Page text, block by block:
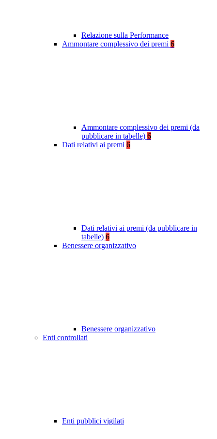
Relazione sulla Performance
Ammontare complessivo dei premi 6
Ammontare complessivo dei premi (da
pubblicare in tabelle) 6
Dati relativi ai premi 6
Dati relativi ai premi (da pubblicare in
tabelle) 6
Benessere organizzativo
Benessere organizzativo
Enti controllati
Enti pubblici vigilati